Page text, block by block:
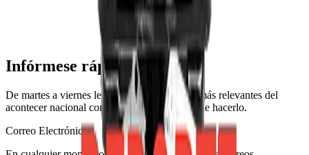
Infórmese rápido y gratis
De martes a viernes le contamos las noticias más relevantes del
acontecer nacional como solo Delfino.cr puede hacerlo.
Correo Electrónico